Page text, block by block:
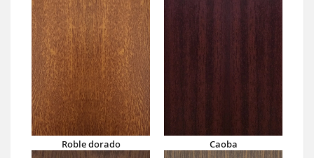
Roble dorado Caoba